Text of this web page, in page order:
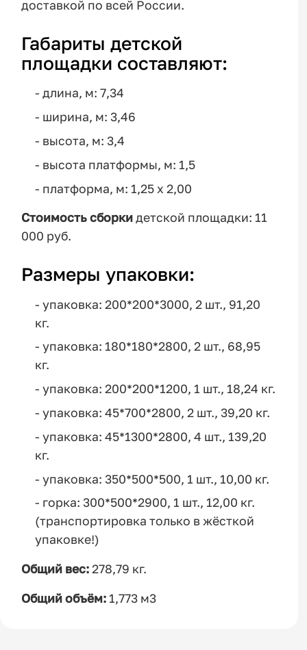
доставкой по всей России.
Габариты детской
площадки составляют:
- длина, м: 7,34
- ширина, м: 3,46
- высота, м: 3,4
- высота платформы, м: 1,5
- платформа, м: 1,25 x 2,00
Стоимость сборкидетской площадки: 11
000 руб.
Размеры упаковки:
- упаковка: 200*200*3000, 2 шт., 91,20
кг.
- упаковка: 180*180*2800, 2 шт., 68,95
кг.
- упаковка: 200*200*1200, 1 шт., 18,24 кг.
- упаковка: 45*700*2800, 2 шт., 39,20 кг.
- упаковка: 45*1300*2800, 4 шт., 139,20
кг.
- упаковка: 350*500*500, 1 шт., 10,00 кг.
- горка: 300*500*2900, 1 шт., 12,00 кг.
(транспортировка только в жёсткой
упаковке!)
Общий вес:278,79 кг.
Общий объём: 1,773 м3